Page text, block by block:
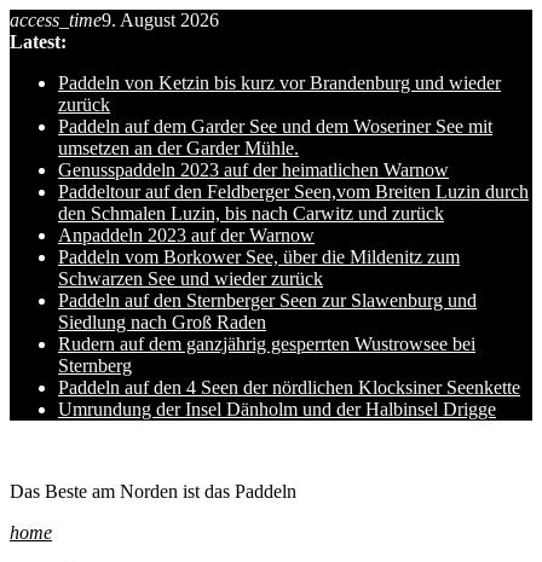
Skip
to
content
access_time9. August 2026
Latest:
Paddeln von Ketzin bis kurz vor Brandenburg und wieder
zurück
Paddeln auf dem Garder See und dem Woseriner See mit
umsetzen an der Garder Mühle.
Genusspaddeln 2023 auf der heimatlichen Warnow
Paddeltour auf den Feldberger Seen,vom Breiten Luzin durch
den Schmalen Luzin, bis nach Carwitz und zurück
Anpaddeln 2023 auf der Warnow
Paddeln vom Borkower See, über die Mildenitz zum
Schwarzen See und wieder zurück
Paddeln auf den Sternberger Seen zur Slawenburg und
Siedlung nach Groß Raden
Rudern auf dem ganzjährig gesperrten Wustrowsee bei
Sternberg
Paddeln auf den 4 Seen der nördlichen Klocksiner Seenkette
Umrundung der Insel Dänholm und der Halbinsel Drigge
Das Beste am Norden ist das Paddeln
home